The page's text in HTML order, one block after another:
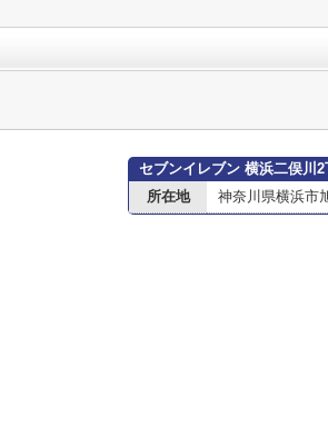
セブンイレブン 横浜二俣川
所在地
神奈川県横浜市